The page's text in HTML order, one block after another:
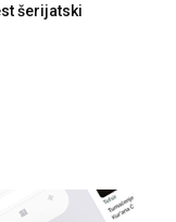
šerijatski